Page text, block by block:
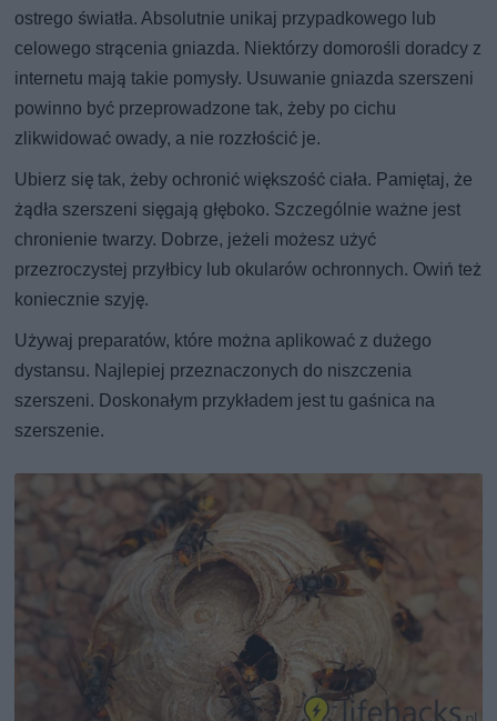
ostrego światła. Absolutnie unikaj przypadkowego lub
celowego strącenia gniazda. Niektórzy domorośli doradcy z
internetu mają takie pomysły. Usuwanie gniazda szerszeni
powinno być przeprowadzone tak, żeby po cichu
zlikwidować owady, a nie rozzłościć je.
Ubierz się tak, żeby ochronić większość ciała. Pamiętaj, że
żądła szerszeni sięgają głęboko. Szczególnie ważne jest
chronienie twarzy. Dobrze, jeżeli możesz użyć
przezroczystej przyłbicy lub okularów ochronnych. Owiń też
koniecznie szyję.
Używaj preparatów, które można aplikować z dużego
dystansu. Najlepiej przeznaczonych do niszczenia
szerszeni. Doskonałym przykładem jest tu gaśnica na
szerszenie.